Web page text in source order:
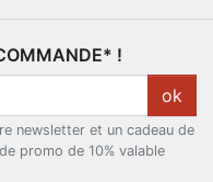
!
ok
newsletter et un cadeau de
promo de 10% valable